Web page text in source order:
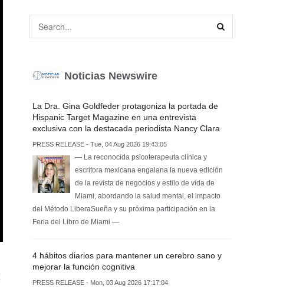
Noticias Newswire
La Dra. Gina Goldfeder protagoniza la portada de
Hispanic Target Magazine en una entrevista
exclusiva con la destacada periodista Nancy Clara
PRESS RELEASE - Tue, 04 Aug 2026 19:43:05
— La reconocida psicoterapeuta clínica y
escritora mexicana engalana la nueva edición
de la revista de negocios y estilo de vida de
Miami, abordando la salud mental, el impacto
del Método LiberaSueña y su próxima participación en la
Feria del Libro de Miami —
4 hábitos diarios para mantener un cerebro sano y
mejorar la función cognitiva
PRESS RELEASE - Mon, 03 Aug 2026 17:17:04